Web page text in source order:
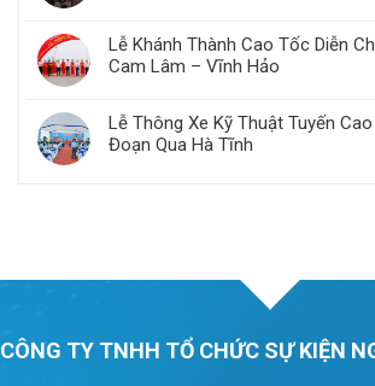
Lễ Khánh Thành Cao Tốc Diễn
Cam Lâm – Vĩnh Hảo​
Lễ Thông Xe Kỹ Thuật Tuyến
Đoạn Qua Hà Tĩnh
CÔNG TY TNHH TỔ CHỨC SỰ KIỆN